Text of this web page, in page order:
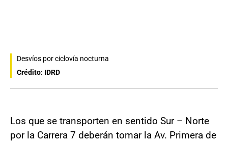
Desvíos por ciclovía nocturna
Crédito: IDRD
Los que se transporten en sentido Sur – Norte
por la Carrera 7 deberán tomar la Av. Primera de